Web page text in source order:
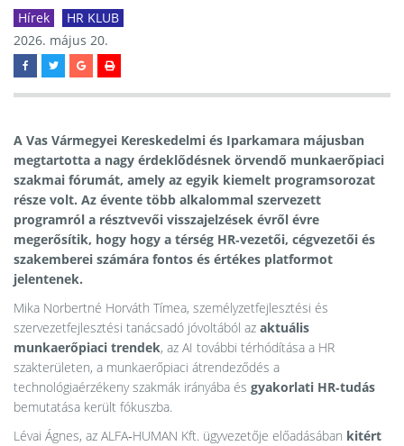
Hírek
HR KLUB
2026. május 20.
A Vas Vármegyei Kereskedelmi és Iparkamara májusban
megtartotta a nagy érdeklődésnek örvendő munkaerőpiaci
szakmai fórumát, amely az egyik kiemelt programsorozat
része volt. Az évente több alkalommal szervezett
programról a résztvevői visszajelzések évről évre
megerősítik, hogy hogy a térség HR‑vezetői, cégvezetői és
szakemberei számára fontos és értékes platformot
jelentenek.
Mika Norbertné Horváth Tímea, személyzetfejlesztési és
szervezetfejlesztési tanácsadó jóvoltából az aktuális
munkaerőpiaci trendek, az AI további térhódítása a HR
szakterületen, a munkaerőpiaci átrendeződés a
technológiaérzékeny szakmák irányába és gyakorlati HR‑tudás
bemutatása került fókuszba.
Lévai Ágnes, az ALFA‑HUMAN Kft. ügyvezetője előadásában kitért